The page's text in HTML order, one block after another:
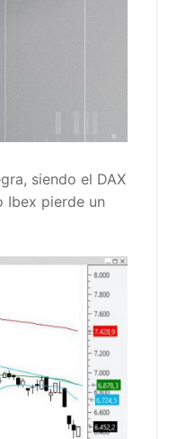
siendo el DAX
Ibex pierde un